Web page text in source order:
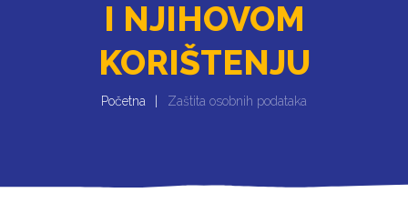
I NJIHOVOM
KORIŠTENJU
Početna Zaštita osobnih podataka